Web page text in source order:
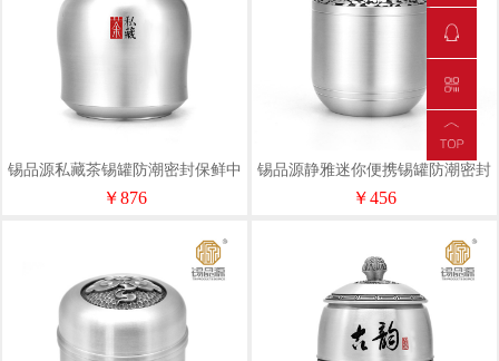
锡品源私藏茶锡罐防潮密封保鲜中
式手工纯锡茶叶罐储茶罐可定制
￥876
锡品源静雅迷你便携锡罐防潮密封
礼品手工纯锡茶叶罐可定制储茶罐
￥456